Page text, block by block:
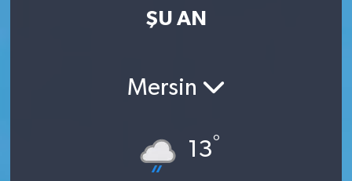
ŞU AN
Mersin
13°